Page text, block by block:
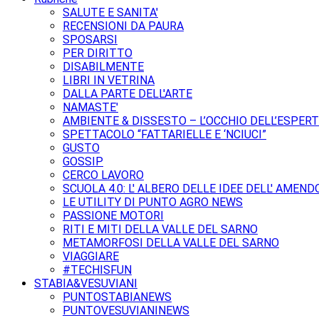
SALUTE E SANITA'
RECENSIONI DA PAURA
SPOSARSI
PER DIRITTO
DISABILMENTE
LIBRI IN VETRINA
DALLA PARTE DELL'ARTE
NAMASTE'
AMBIENTE & DISSESTO – L’OCCHIO
SPETTACOLO “FATTARIELLE E ‘NCIUCI”
GUSTO
GOSSIP
CERCO LAVORO
SCUOLA 4.0: L' ALBERO DELLE IDEE DELL'
LE UTILITY DI PUNTO AGRO NEWS
PASSIONE MOTORI
RITI E MITI DELLA VALLE DEL SARNO
METAMORFOSI DELLA VALLE DEL SARNO
VIAGGIARE
#TECHISFUN
STABIA&VESUVIANI
PUNTOSTABIANEWS
PUNTOVESUVIANINEWS